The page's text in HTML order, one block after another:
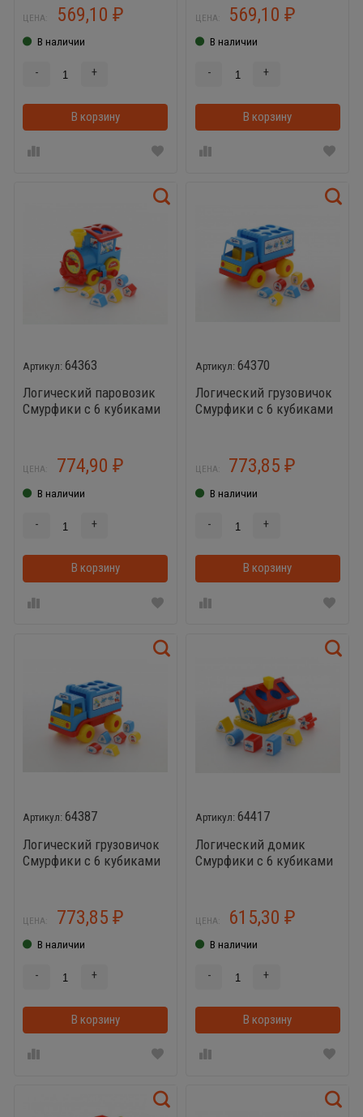
ЦЕНА: 569,10 ₽
В наличии
- +
В корзину В корзинке
ЦЕНА: 569,10₽
В наличии
- +
В корзину
64363
Логический паровозик
Смурфики с 6 кубиками
ЦЕНА: 774,90 ₽
В наличии
- +
В корзину В корзинке
64370
Логический грузовичок
Смурфики с 6 кубиками
ЦЕНА: 773,85₽
В наличии
- +
В корзину
64387
Логический грузовичок
Смурфики с 6 кубиками
ЦЕНА: 773,85 ₽
В наличии
- +
В корзину В корзинке
64417
Логический домик
Смурфики с 6 кубиками
ЦЕНА: 615,30₽
В наличии
- +
В корзину